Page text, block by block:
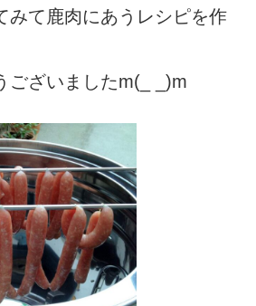
みて鹿肉にあうレシピを作
ございましたm(_ _)m